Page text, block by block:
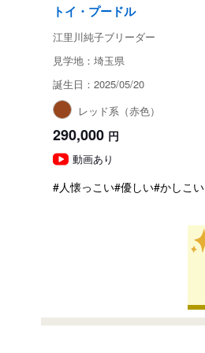
トイ・プードル
江里川純子ブリーダー
見学地：埼玉県
誕生日：2025/05/20
レッド系（赤色）
290,000 円
動画あり
#人懐っこい#優しい#かしこい